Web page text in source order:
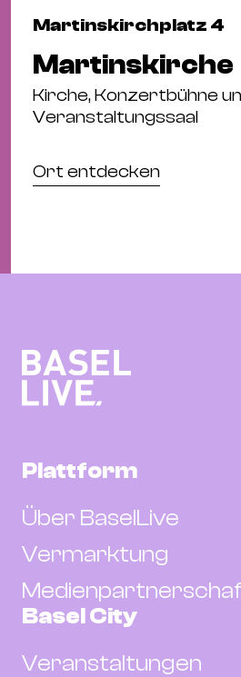
Martinskirchplatz 4
Martinskirche
Kirche, Konzertbühne
Veranstaltungssaal
Ort entdecken
Plattform
Über BaselLive
Vermarktung
Basel City
Veranstaltungen